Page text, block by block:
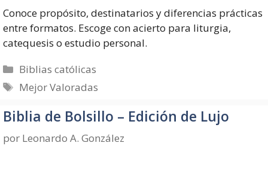
Conoce propósito, destinatarios y diferencias prácticas
entre formatos. Escoge con acierto para liturgia,
catequesis o estudio personal.
Categorías
Biblias católicas
Etiquetas
Mejor Valoradas
Biblia de Bolsillo – Edición de Lujo
por Leonardo A. González